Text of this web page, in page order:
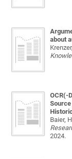
about
OCR(-
Baier,
2024.